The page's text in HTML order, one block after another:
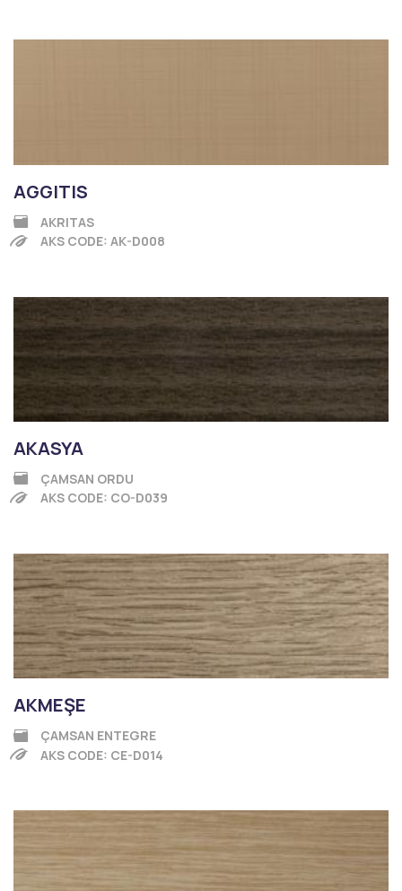
AGGITIS
AKRITAS
AKS CODE: AK-D008
AKASYA
ÇAMSAN ORDU
AKS CODE: CO-D039
AKMEŞE
ÇAMSAN ENTEGRE
AKS CODE: CE-D014